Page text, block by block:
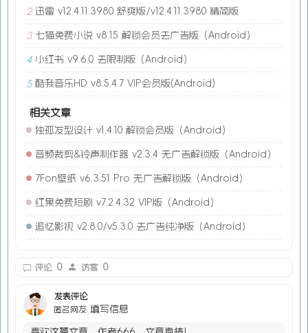
2 迅雷 v12.4.11.3980 舒爽版/v12.4.11.3980 精简版
3 七猫免费小说 v8.15 解锁会员去广告版（Android）
4 小红书 v9.6.0 去限制版（Android）
5 酷我音乐HD v8.5.4.7 VIP会员版(Android)
相关文章
独孤发型设计 v1.4.10 解锁会员版（Android）
音频裁剪&铃声制作器 v2.3.4 无广告解锁版（Android）
7Fon壁纸 v6.3.51 Pro 无广告解锁版（Android）
红果免费短剧 v7.2.4.32 VIP版（Android）
追忆影视 v2.8.0/v5.3.0 去广告纯净版（Android）
评论 0 访客 0
发表评论
匿名网友 填写信息